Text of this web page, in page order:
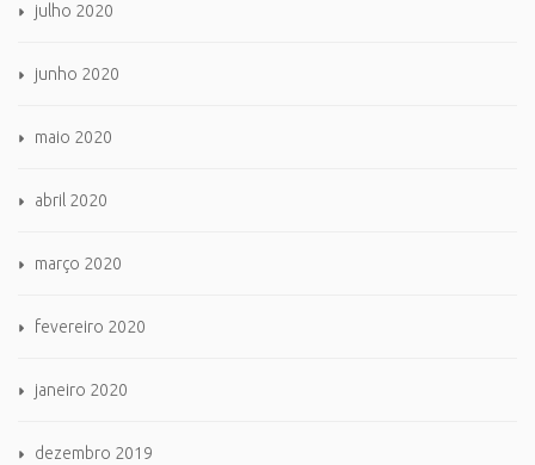
julho 2020
junho 2020
maio 2020
abril 2020
março 2020
fevereiro 2020
janeiro 2020
dezembro 2019